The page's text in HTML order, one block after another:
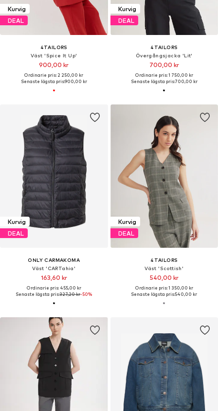
Kurvig
DEAL
4TAILORS
Väst 'Spice It Up'
900,00 kr
Ordinarie pris: 2 250,00 kr
Senaste lägsta pris:900,00 kr
Kurvig
DEAL
4TAILORS
Övergångsjacka 'Lit'
700,00 kr
Ordinarie pris: 1 750,00 kr
Senaste lägsta pris:700,00 kr
Kurvig
DEAL
ONLY CARMAKOMA
Väst 'CARTahia'
163,60 kr
Ordinarie pris: 455,00 kr
Senaste lägsta pris:327,20 kr-50%
Kurvig
DEAL
4TAILORS
Väst 'Scottish'
540,00 kr
Ordinarie pris: 1 350,00 kr
Senaste lägsta pris:540,00 kr